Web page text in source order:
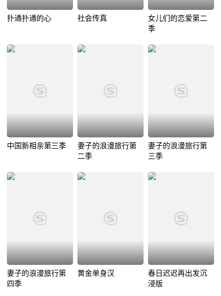
扑通扑通的心 社会传真
女儿们的恋爱第二
季
中国新相亲第三季
妻子的浪漫旅行第
二季
妻子的浪漫旅行第
三季
妻子的浪漫旅行第
四季
黄金单身汉
春日迟迟再出发沉
浸版